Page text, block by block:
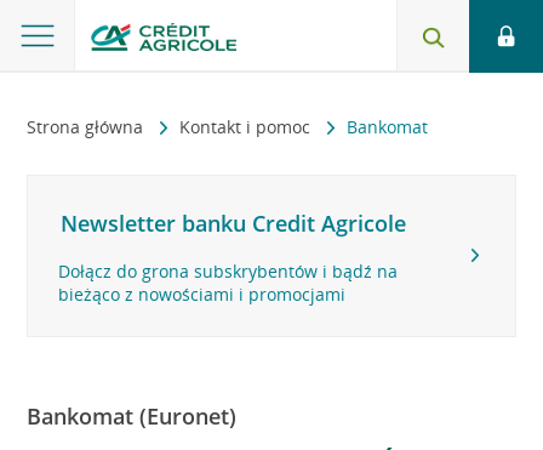
Strona główna Kontakt i pomoc Bankomat
Newsletter banku Credit Agricole
Dołącz do grona subskrybentów i bądź na
bieżąco z nowościami i promocjami
Bankomat (Euronet)